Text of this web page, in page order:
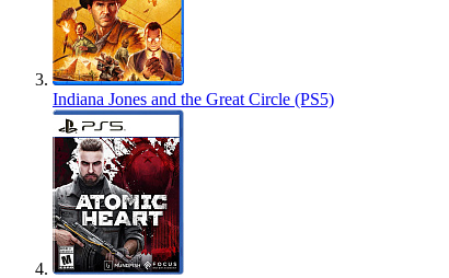
Indiana Jones and the Great Circle (PS5)